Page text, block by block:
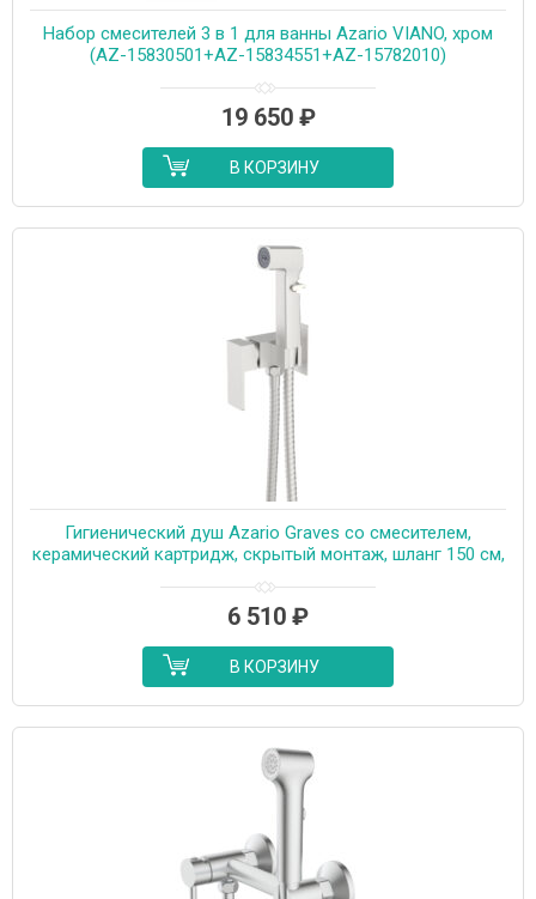
Набор смесителей 3 в 1 для ванны Azario VIANO, хром
(AZ-15830501+AZ-15834551+AZ-15782010)
19 650 ₽
В КОРЗИНУ
Гигиенический душ Azario Graves со смесителем,
керамический картридж, скрытый монтаж, шланг 150 см,
6 510 ₽
В КОРЗИНУ